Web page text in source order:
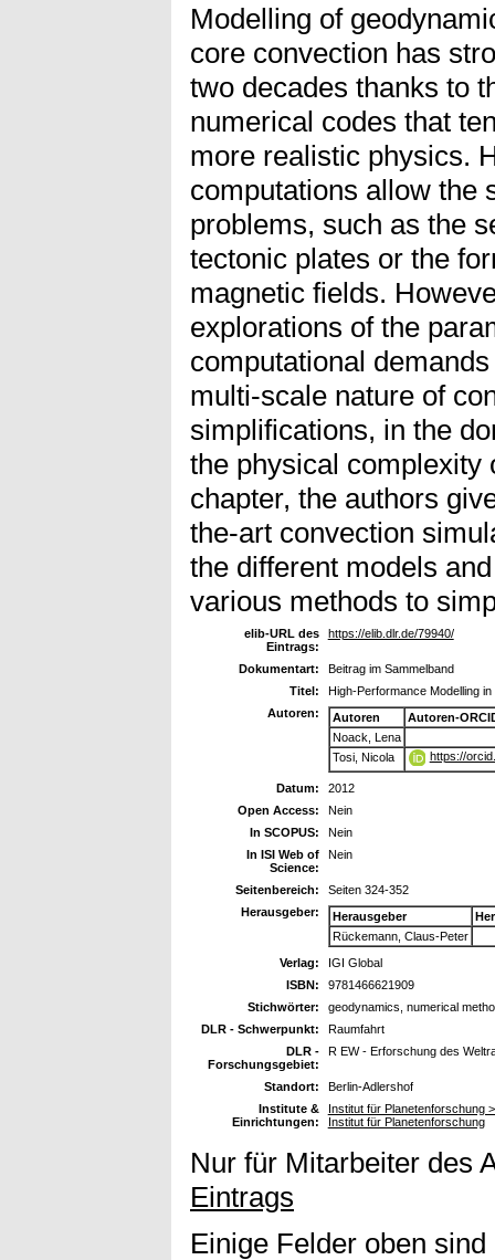
Modelling of
core convection has
two decades thanks to
numerical codes that
more realistic physics.
computations allow the
problems, such as the
tectonic plates or the
magnetic fields.
explorations of the
computational
multi-scale nature of
simplifications, in the
the physical complexity
chapter, the authors
the-art convection
the different models
various methods to
elib-URL des
Eintrags:
https://elib.dlr.de/79940/
Dokumentart:
Beitrag im Sammelband
Titel:
High-Performance Modelling
Autoren:
Autoren
Autoren-
Noack, Lena
Tosi, Nicola
https://
Datum:
2012
Open Access:
Nein
In SCOPUS:
Nein
In ISI Web of
Science:
Nein
Seitenbereich:
Seiten 324-352
Herausgeber:
Herausgeber
Rückemann, Claus-Peter
Verlag:
IGI Global
ISBN:
9781466621909
Stichwörter:
geodynamics, numerical
DLR - Schwerpunkt:
Raumfahrt
DLR -
Forschungsgebiet:
R EW - Erforschung des
Standort:
Berlin-Adlershof
Institute &
Einrichtungen:
Institut für Planetenforschung
Institut für Planetenforschung
Nur für Mitarbeiter des
Eintrags
Einige Felder oben